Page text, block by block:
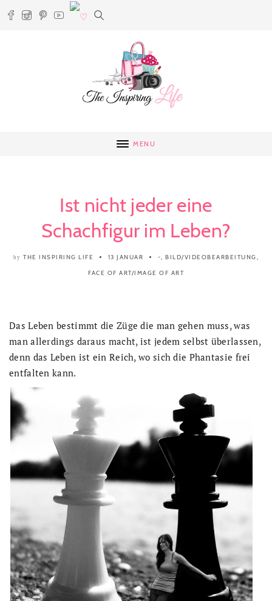
MENU
Ist nicht jeder eine
Schachfigur im Leben?
by THE INSPIRING LIFE 13 JANUAR -,BILD/VIDEOBEARBEITUNG,
FACE OF ART/IMAGE OF ART
Das Leben bestimmt die Züge die man gehen muss, was
man allerdings daraus macht, ist jedem selbst überlassen,
denn das Leben ist ein Reich, wo sich die Phantasie frei
entfalten kann.